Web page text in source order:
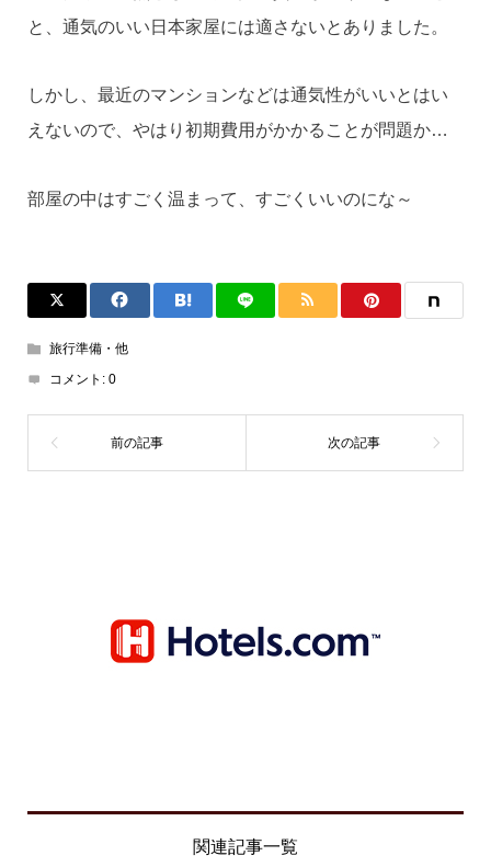
と、通気のいい日本家屋には適さないとありました。
しかし、最近のマンションなどは通気性がいいとはい
えないので、やはり初期費用がかかることが問題か…
部屋の中はすごく温まって、すごくいいのにな～
旅行準備・他
コメント: 0
関連記事一覧